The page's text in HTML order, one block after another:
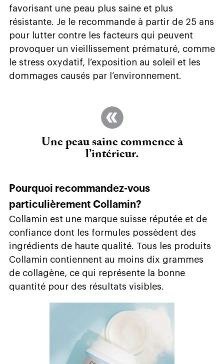
favorisant une peau plus saine et plus
résistante. Je le recommande à partir de 25 ans
pour lutter contre les facteurs qui peuvent
provoquer un vieillissement prématuré, comme
le stress oxydatif, l’exposition au soleil et les
dommages causés par l’environnement.
Une peau saine commence à
l’intérieur.
Pourquoi recommandez-vous
particulièrement Collamin?
Collamin est une marque suisse réputée et de
confiance dont les formules possèdent des
ingrédients de haute qualité. Tous les produits
Collamin contiennent au moins dix grammes
de collagène, ce qui représente la bonne
quantité pour des résultats visibles.